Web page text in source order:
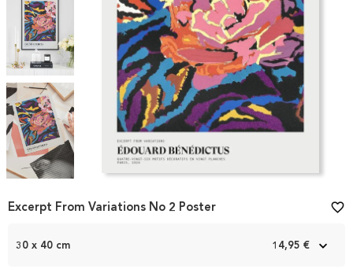
1
30 x 40 cm 14,95 €
Excerpt From Variations No 2 Poster favorite_border